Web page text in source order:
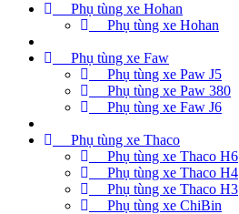
Phụ tùng xe Hohan
Phụ tùng xe Hohan
Phụ tùng xe Faw
Phụ tùng xe Paw J5
Phụ tùng xe Paw 380
Phụ tùng xe Faw J6
Phụ tùng xe Thaco
Phụ tùng xe Thaco H6
Phụ tùng xe Thaco H4
Phụ tùng xe Thaco H3
Phụ tùng xe ChiBin